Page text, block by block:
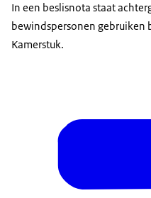
In een beslisnota staat
bewindspersonen gebruiken
Kamerstuk.